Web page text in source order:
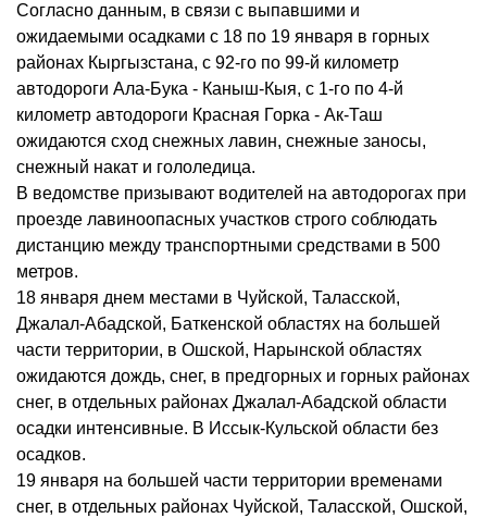
Согласно данным, в связи с выпавшими и
ожидаемыми осадками с 18 по 19 января в горных
районах Кыргызстана, с 92-го по 99-й километр
автодороги Ала-Бука - Каныш-Кыя, с 1-го по 4-й
километр автодороги Красная Горка - Ак-Таш
ожидаются сход снежных лавин, снежные заносы,
снежный накат и гололедица.
В ведомстве призывают водителей на автодорогах при
проезде лавиноопасных участков строго соблюдать
дистанцию между транспортными средствами в 500
метров.
18 января днем местами в Чуйской, Таласской,
Джалал-Абадской, Баткенской областях на большей
части территории, в Ошской, Нарынской областях
ожидаются дождь, снег, в предгорных и горных районах
снег, в отдельных районах Джалал-Абадской области
осадки интенсивные. В Иссык-Кульской области без
осадков.
19 января на большей части территории временами
снег, в отдельных районах Чуйской, Таласской, Ошской,